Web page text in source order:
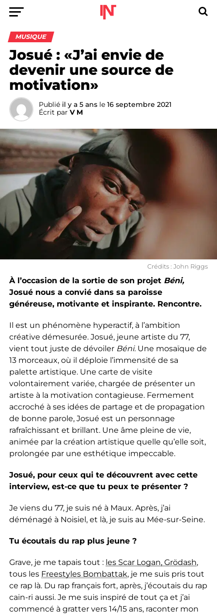
MUSIQUE
Josué : «J’ai envie de
devenir une source de
motivation»
Publié il y a 5 ans le 16 septembre 2021
Écrit par V M
Crédits : John Riggs
À l’occasion de la sortie de son projet Béni,
Josué nous a convié dans sa paroisse
généreuse, motivante et inspirante. Rencontre.
Il est un phénomène hyperactif, à l’ambition
créative démesurée. Josué, jeune artiste du 77,
vient tout juste de dévoiler Béni. Une mosaïque de
13 morceaux, où il déploie l’immensité de sa
palette artistique. Une carte de visite
volontairement variée, chargée de présenter un
artiste à la motivation contagieuse. Fermement
accroché à ses idées de partage et de propagation
de bonne parole, Josué est un personnage
rafraîchissant et brillant. Une âme pleine de vie,
animée par la création artistique quelle qu’elle soit,
prolongée par une esthétique impeccable.
Josué, pour ceux qui te découvrent avec cette
interview, est-ce que tu peux te présenter ?
Je viens du 77, je suis né à Maux. Après, j’ai
déménagé à Noisiel, et là, je suis au Mée-sur-Seine.
Tu écoutais du rap plus jeune ?
Grave, je me tapais tout : les Scar Logan, Grödash,
tous les Freestyles Bombattak, je me suis pris tout
ce rap là. Du rap français fort, après, j’écoutais du rap
cain-ri aussi. Je me suis inspiré de tout ça et j’ai
commencé à gratter vers 14/15 ans, raconter mon